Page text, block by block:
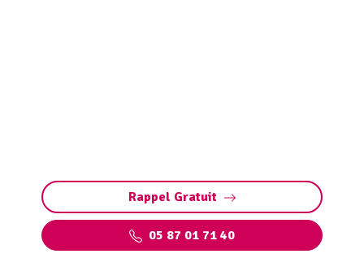
Rappel Gratuit
05 87 01 71 40